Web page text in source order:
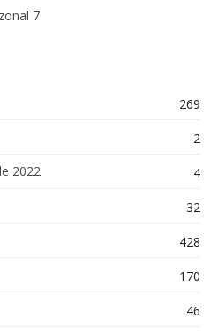
7
269
2
2022
4
32
428
170
46